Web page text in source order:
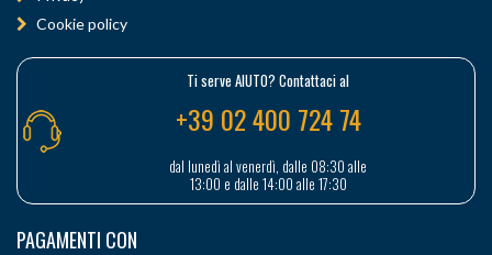
Cookie policy
Ti serve AIUTO? Contattaci al
+39 02 400 724 74
dal lunedì al venerdì, dalle 08:30 alle
13:00 e dalle 14:00 alle 17:30
PAGAMENTI CON